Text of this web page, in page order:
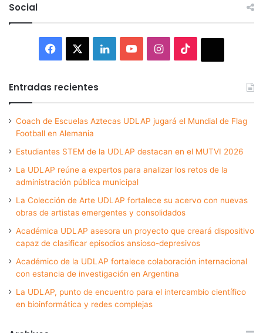
Social
Facebook LinkedInYouTubeInstagram
Entradas recientes
Coach de Escuelas Aztecas UDLAP jugará el Mundial de Flag
Football en Alemania
Estudiantes STEM de la UDLAP destacan en el MUTVI 2026
La UDLAP reúne a expertos para analizar los retos de la
administración pública municipal
La Colección de Arte UDLAP fortalece su acervo con nuevas
obras de artistas emergentes y consolidados
Académica UDLAP asesora un proyecto que creará dispositivo
capaz de clasificar episodios ansioso-depresivos
Académico de la UDLAP fortalece colaboración internacional
con estancia de investigación en Argentina
La UDLAP, punto de encuentro para el intercambio científico
en bioinformática y redes complejas